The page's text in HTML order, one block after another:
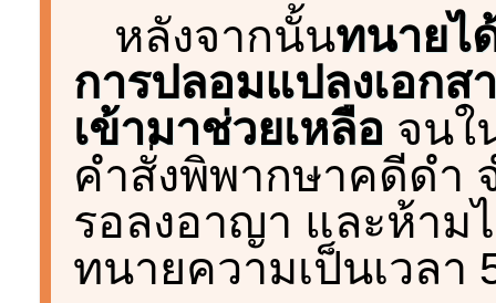
หลังจากนั้นทนายไ
การปลอมแปลงเอกส
เข้ามาช่วยเหลือ จนใ
คำสั่งพิพากษาคดีดำ
รอลงอาญา และห้าม
ทนายความเป็นเวลา